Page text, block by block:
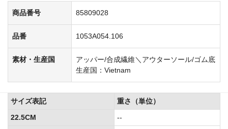
商品番号 85809028
品番 1053A054.106
素材・生産国
アッパー/合成繊維＼アウターソール/ゴム底
生産国：Vietnam
サイズ表記
重さ（単位）
22.5CM
--